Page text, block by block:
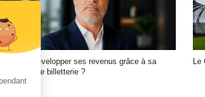
Comment développer ses revenus grâce à sa
plateforme de billetterie ?
Le